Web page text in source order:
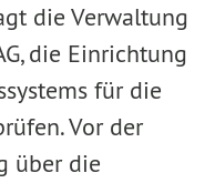
die Verwaltung
die Einrichtung
für die
Vor der
über die